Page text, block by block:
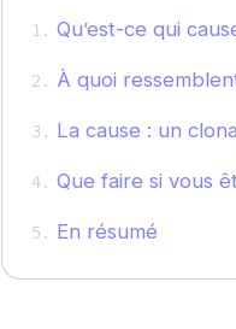
Qu’est-ce qui
À quoi
La cause : un
Que faire si vous
En résumé